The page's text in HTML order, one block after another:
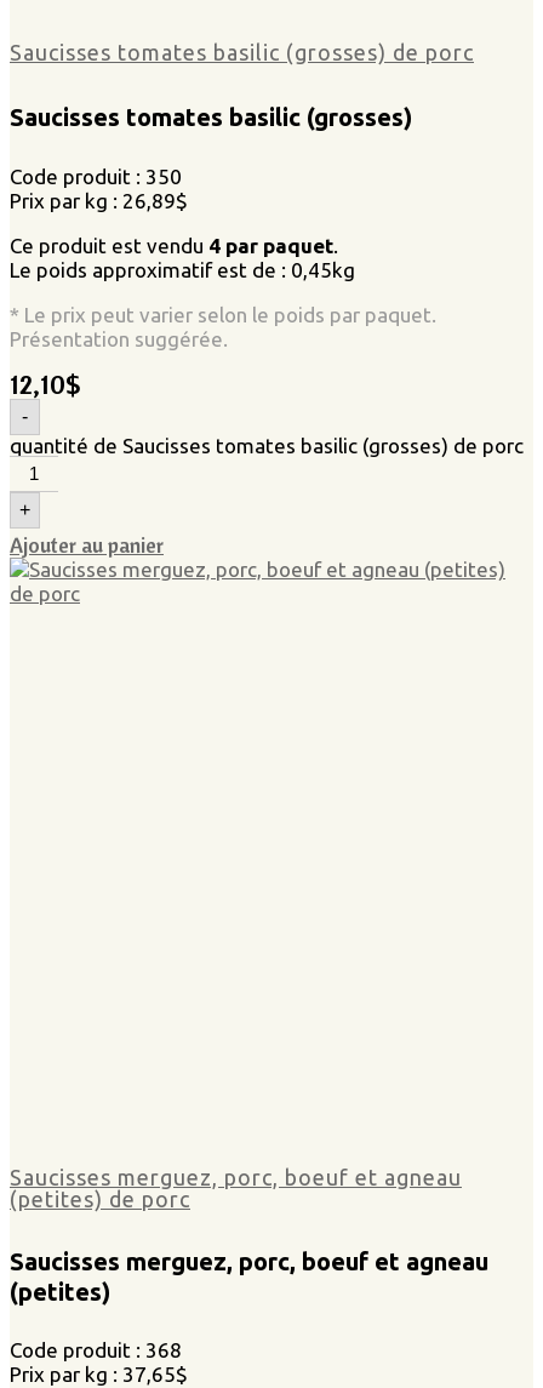
Saucisses tomates basilic (grosses) de porc
Saucisses tomates basilic (grosses)
Code produit : 350
Prix par kg : 26,89$
Ce produit est vendu 4 par paquet
Le poids approximatif est de : 0,45kg
* Le prix peut varier selon le poids par paquet.
Présentation suggérée.
12,10$
-
quantité de Saucisses tomates basilic (grosses) de porc
+
Ajouter au panier
Saucisses merguez, porc, boeuf et agneau
(petites) de porc
Saucisses merguez, porc, boeuf et agneau
(petites)
Code produit : 368
Prix par kg : 37,65$